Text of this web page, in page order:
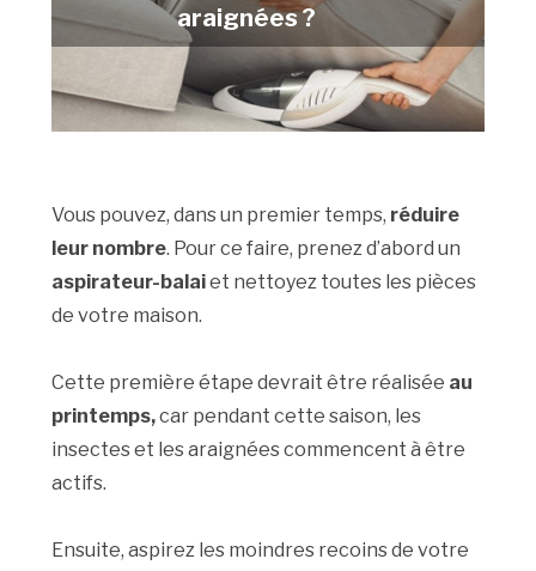
araignées ?
Vous pouvez, dans un premier temps, réduire
leur nombre. Pour ce faire, prenez d’abord un
aspirateur-balaiet nettoyez toutes les pièces
de votre maison.
Cette première étape devrait être réalisée au
printemps,car pendant cette saison, les
insectes et les araignées commencent à être
actifs.
Ensuite, aspirez les moindres recoins de votre